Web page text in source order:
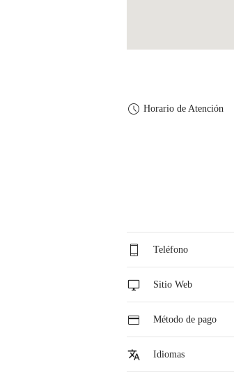
Horario de Atención
Teléfono
Sitio Web
Método de pago
Idiomas